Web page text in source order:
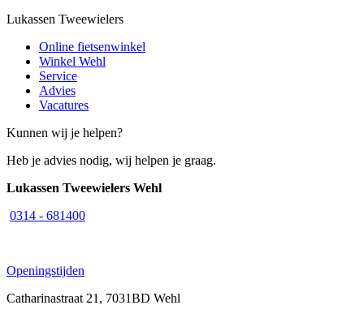
Lukassen Tweewielers
Online fietsenwinkel
Winkel Wehl
Service
Advies
Vacatures
Kunnen wij je helpen?
Heb je advies nodig, wij helpen je graag.
Lukassen Tweewielers Wehl
0314 - 681400
Openingstijden
Catharinastraat 21, 7031BD Wehl